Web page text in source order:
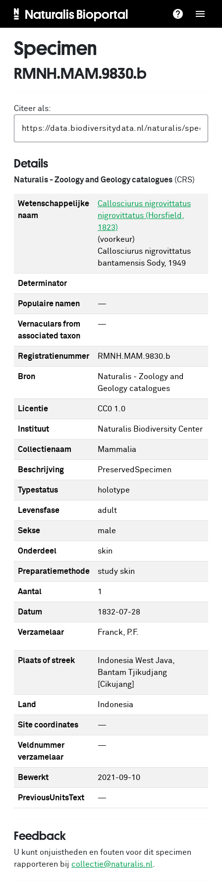
Naturalis Bioportal
Specimen
RMNH.MAM.9830.b
Citeer als:
Details
Naturalis - Zoology and Geology catalogues (CRS)
Wetenschappelijke
naam
Callosciurus nigrovittatus
nigrovittatus (Horsfield,
1823)
(voorkeur)
Callosciurus nigrovittatus
bantamensis Sody, 1949
Determinator
Populaire namen —
Vernaculars from
associated taxon
—
Registratienummer RMNH.MAM.9830.b
Bron
Naturalis - Zoology and
Geology catalogues
Licentie CC0 1.0
Instituut Naturalis Biodiversity Center
Collectienaam Mammalia
Beschrijving PreservedSpecimen
Typestatus holotype
Levensfase adult
Sekse male
Onderdeel skin
Preparatiemethode study skin
Aantal 1
Datum 1832-07-28
Verzamelaar Franck, P.F.
Plaats of streek
Indonesia West Java,
Bantam Tjikudjang
[Cikujang]
Land Indonesia
Site coordinates —
Veldnummer
verzamelaar
—
Bewerkt 2021-09-10
PreviousUnitsText —
Feedback
U kunt onjuistheden en fouten voor dit specimen
rapporteren bij collectie@naturalis.nl